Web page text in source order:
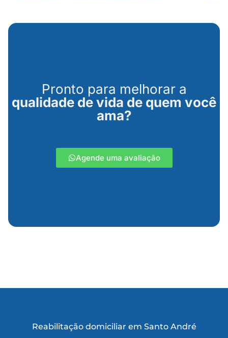
Pronto para melhorar a
qualidade de vida de quem você
ama?
Agende uma avaliação
Reabilitação domiciliar em Santo André